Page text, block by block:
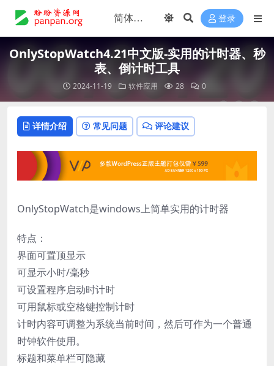
登录
OnlyStopWatch4.21中文版-实用的计时器、秒
表、倒计时工具
2024-11-19 软件应用 28 0
详情介绍 常见问题 评论建议
OnlyStopWatch是windows上简单实用的计时器
特点：
界面可置顶显示
可显示小时/毫秒
可设置程序启动时计时
可用鼠标或空格键控制计时
计时内容可调整为系统当前时间，然后可作为一个普通
时钟软件使用。
标题和菜单栏可隐藏